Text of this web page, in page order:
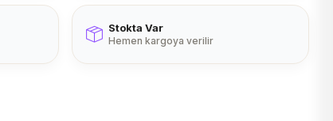
Stokta Var
Hemen kargoya verilir